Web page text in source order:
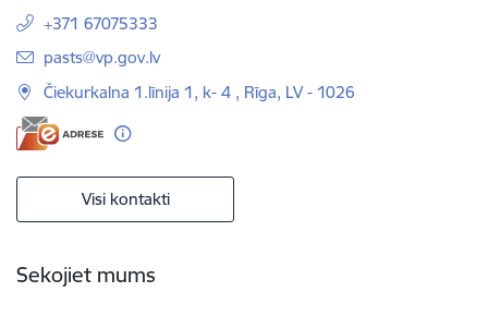
+371 67075333
E-pasts:
pasts@vp.gov.lv
Čiekurkalna 1.līnija 1, k- 4 , Rīga, LV - 1026
Visi kontakti
Sekojiet mums